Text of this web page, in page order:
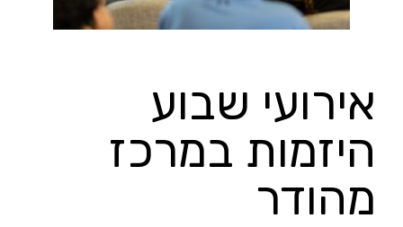
אירועי שבוע
היזמות במרכז
מהודר